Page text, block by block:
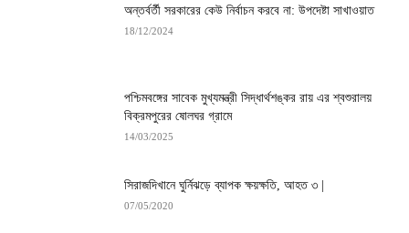
অন্তর্বর্তী সরকারের কেউ নির্বাচন করবে না: উপদেষ্টা সাখাওয়াত
18/12/2024
পশ্চিমবঙ্গের সাবেক মুখ্যমন্ত্রী সিদ্ধার্থশঙ্কর রায় এর শ্বশুরালয়
বিক্রমপুরের ষোলঘর গ্রামে
14/03/2025
সিরাজদিখানে ঘুর্নিঝড়ে ব্যাপক ক্ষয়ক্ষতি, আহত ৩ |
07/05/2020